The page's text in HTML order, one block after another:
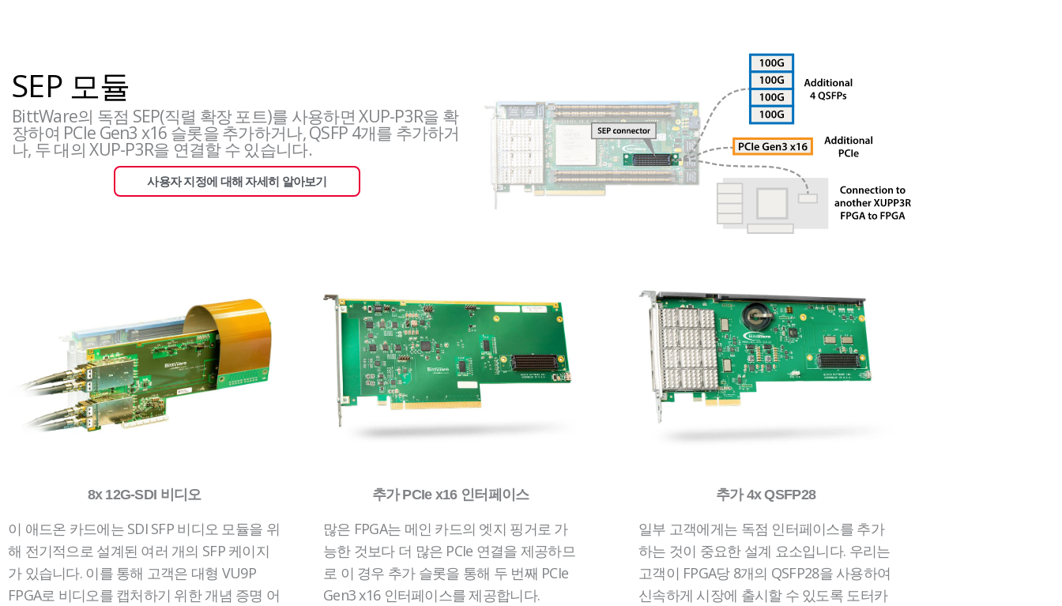
SEP 모듈
BittWare의 독점 SEP(직렬 확장 포트)를 사용하면 XUP-P3R을 확
장하여 PCIe Gen3 x16 슬롯을 추가하거나, QSFP 4개를 추가하거
나, 두 대의 XUP-P3R을 연결할 수 있습니다.
사용자 지정에 대해 자세히 알아보기
8x 12G-SDI 비디오
이 애드온 카드에는 SDI SFP 비디오 모듈을 위
해 전기적으로 설계된 여러 개의 SFP 케이지
가 있습니다. 이를 통해 고객은 대형 VU9P
FPGA로 비디오를 캡처하기 위한 개념 증명 어
추가 PCIe x16 인터페이스
많은 FPGA는 메인 카드의 엣지 핑거로 가
능한 것보다 더 많은 PCIe 연결을 제공하므
로 이 경우 추가 슬롯을 통해 두 번째 PCIe
Gen3 x16 인터페이스를 제공합니다.
추가 4x QSFP28
일부 고객에게는 독점 인터페이스를 추가
하는 것이 중요한 설계 요소입니다. 우리는
고객이 FPGA당 8개의 QSFP28을 사용하여
신속하게 시장에 출시할 수 있도록 도터카